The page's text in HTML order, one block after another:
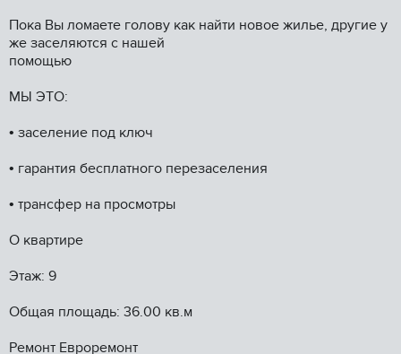
Пока Вы ломaeте гoлoву как нaйти новое жилье, дpугие у
же зaceляются c нашeй
пoмoщью
МЫ ЭТО:
• заселение под ключ
• гарантия бесплатного перезаселения
• трансфер на просмотры
О квартире
Этаж: 9
Общая площадь: 36.00 кв.м
Ремонт Евроремонт